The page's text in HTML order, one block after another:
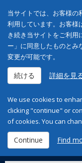
当サイトでは、お客様
利用しています。お客様
き続き当サイトをご利
ー」に同意したものとみ
変更が可能です。
続ける 詳細を見
We use cookies to
clicking "continue" or
of cookies. You can
Continue Find